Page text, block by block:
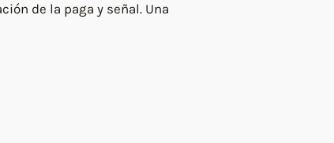
de la paga y señal. Una